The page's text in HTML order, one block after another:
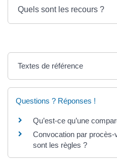
Quels sont les recours ?
Textes de référence
Questions ? Réponses !
Qu’est-ce qu’une
Convocation par
sont les règles ?